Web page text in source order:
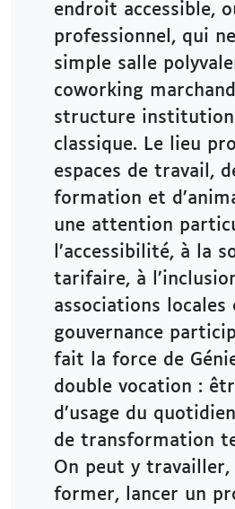
endroit accessible,
professionnel, qui
simple salle
coworking
structure
classique. Le lieu
espaces de travail,
formation et
une attention
l’accessibilité, à la
tarifaire, à
associations locales
gouvernance
fait la force de
double vocation :
d’usage du
de transformation
On peut y travailler,
former, lancer un